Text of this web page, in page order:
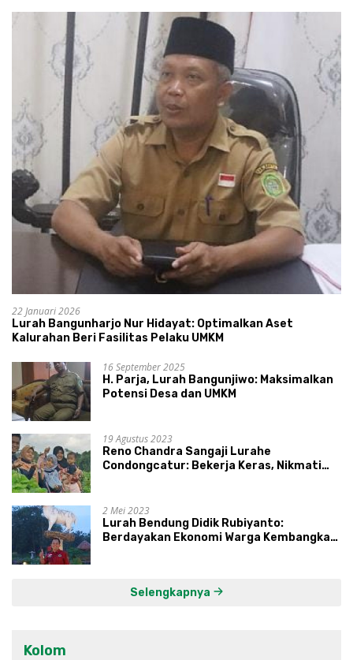
22 Januari 2026
Lurah Bangunharjo Nur Hidayat: Optimalkan Aset
Kalurahan Beri Fasilitas Pelaku UMKM
16 September 2025
H. Parja, Lurah Bangunjiwo: Maksimalkan
Potensi Desa dan UMKM
19 Agustus 2023
Reno Chandra Sangaji Lurahe
Condongcatur: Bekerja Keras, Nikmati
2 Mei 2023
Lurah Bendung Didik Rubiyanto:
Berdayakan Ekonomi Warga Kembangkan
Selengkapnya
Kolom